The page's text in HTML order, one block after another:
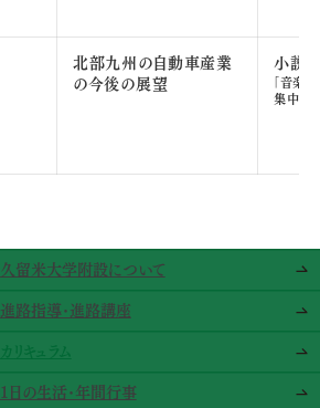
北部九州の自動車産業
の今後の展望
小説
「音楽
集中）」
久留米大学附設について
進路指導･進路講座
カリキュラム
1日の生活･年間行事